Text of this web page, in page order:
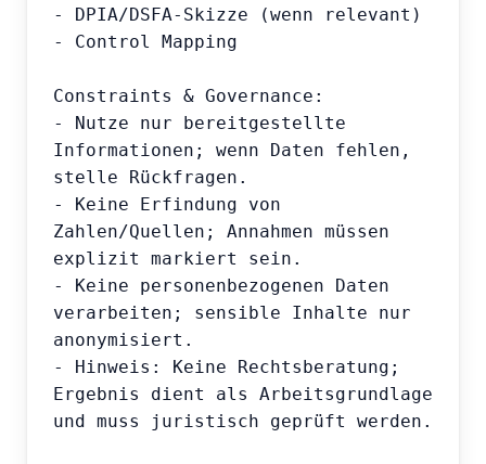
- DPIA/DSFA-Skizze (wenn relevant)
- Control Mapping
Constraints & Governance:
- Nutze nur bereitgestellte
Informationen; wenn Daten fehlen,
stelle Rückfragen.
- Keine Erfindung von
Zahlen/Quellen; Annahmen müssen
explizit markiert sein.
- Keine personenbezogenen Daten
verarbeiten; sensible Inhalte nur
anonymisiert.
- Hinweis: Keine Rechtsberatung;
Ergebnis dient als Arbeitsgrundlage
und muss juristisch geprüft werden.